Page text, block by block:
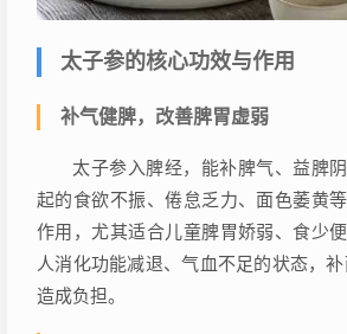
太子参的核心功效与作用
补气健脾，改善脾胃虚弱
太子参入脾经，能补脾气、益脾
起的食欲不振、倦怠乏力、面色萎黄
作用，尤其适合儿童脾胃娇弱、食少
人消化功能减退、气血不足的状态，
造成负担。